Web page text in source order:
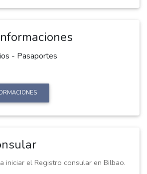
- Pasaportes
iniciar el Registro consular en Bilbao.